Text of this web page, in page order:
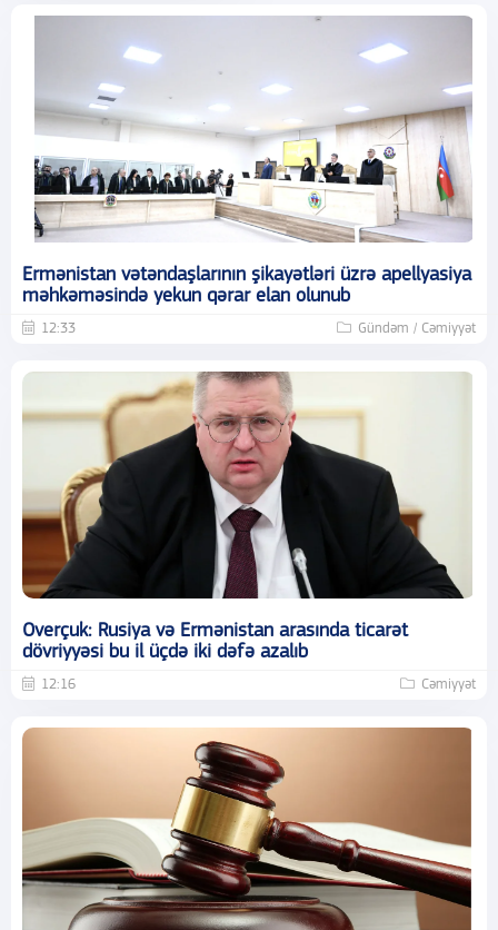
Ermənistan vətəndaşlarının şikayətləri üzrə apellyasiya
məhkəməsində yekun qərar elan olunub
12:33 Gündəm / Cəmiyyət
Overçuk: Rusiya və Ermənistan arasında ticarət
dövriyyəsi bu il üçdə iki dəfə azalıb
12:16 Cəmiyyət